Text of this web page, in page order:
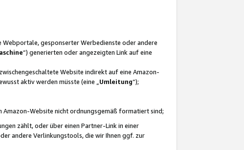
Webportale, gesponserter Werbedienste oder andere
“) generierten oder angezeigten Link auf eine
Website indirekt auf eine Amazon-
aktiv werden müsste (eine „ Umleitung“);
Website nicht ordnungsgemäß formatiert sind;
zählt, oder über einen Partner-Link in einer
andere Verlinkungstools, die wir Ihnen ggf. zur